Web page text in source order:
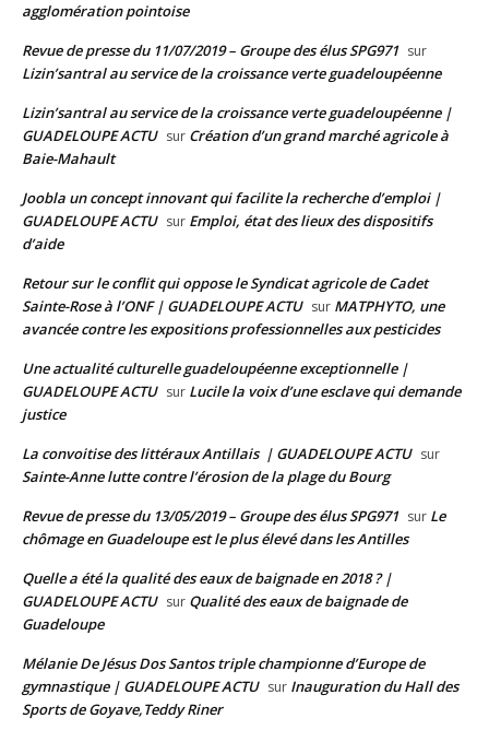
agglomération pointoise
Revue de presse du 11/07/2019 – Groupe des élus SPG971 sur
Lizin’santral au service de la croissance verte guadeloupéenne
Lizin’santral au service de la croissance verte guadeloupéenne |
GUADELOUPE ACTU sur Création d’un grand marché agricole à
Baie-Mahault
Joobla un concept innovant qui facilite la recherche d’emploi |
GUADELOUPE ACTU sur Emploi, état des lieux des dispositifs
d’aide
Retour sur le conflit qui oppose le Syndicat agricole de Cadet
Sainte-Rose à l’ONF | GUADELOUPE ACTU sur MATPHYTO, une
avancée contre les expositions professionnelles aux pesticides
Une actualité culturelle guadeloupéenne exceptionnelle |
GUADELOUPE ACTU sur Lucile la voix d’une esclave qui demande
justice
La convoitise des littéraux Antillais | GUADELOUPE ACTU sur
Sainte-Anne lutte contre l’érosion de la plage du Bourg
Revue de presse du 13/05/2019 – Groupe des élus SPG971 sur Le
chômage en Guadeloupe est le plus élevé dans les Antilles
Quelle a été la qualité des eaux de baignade en 2018 ? |
GUADELOUPE ACTU sur Qualité des eaux de baignade de
Guadeloupe
Mélanie De Jésus Dos Santos triple championne d’Europe de
gymnastique | GUADELOUPE ACTU sur Inauguration du Hall des
Sports de Goyave,Teddy Riner